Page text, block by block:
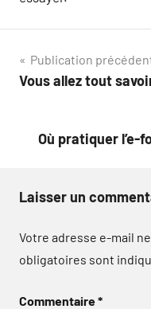
Navigation
de
Publication
Vous allez tout
Où pratiquer l’e-
Laisser un
Votre adresse e-mail
obligatoires sont
Commentaire*